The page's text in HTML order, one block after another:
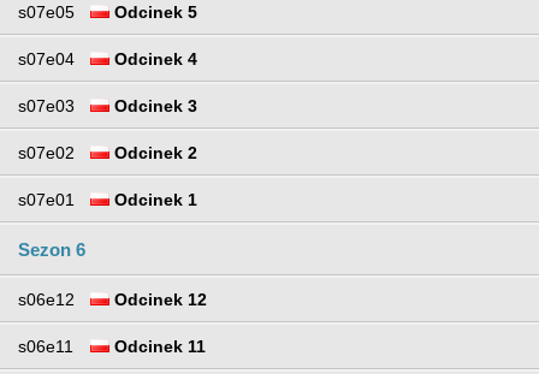
s07e05 Odcinek 5
s07e04 Odcinek 4
s07e03 Odcinek 3
s07e02 Odcinek 2
s07e01 Odcinek 1
Sezon 6
s06e12 Odcinek 12
s06e11 Odcinek 11